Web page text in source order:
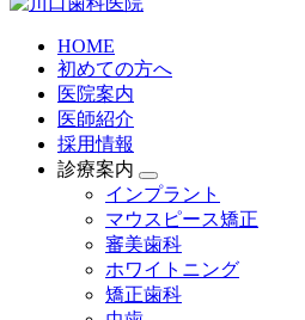
HOME
初めての方へ
医院案内
医師紹介
採用情報
診療案内
インプラント
マウスピース矯正
審美歯科
ホワイトニング
矯正歯科